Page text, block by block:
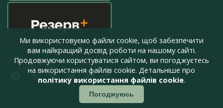
press@armyinform.com.ua
Ми використовуємо файли cookie, щоб забезпечити
вам найкращий досвід роботи на нашому сайті.
Продовжуючи користуватися сайтом, ви погоджуєтесь
на використання файлів cookie. Детальніше про
політику використання файлів cookie.
Погоджуюсь